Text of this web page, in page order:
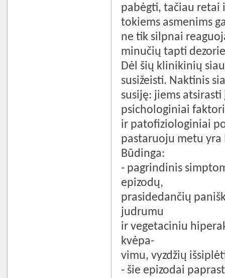
pabėgti, tačiau retai
tokiems asmenims
ne tik silpnai
minučių tapti
Dėl šių klinikinių
susižeisti. Naktinis
susiję: jiems
psichologiniai
ir patofiziologiniai
pastaruoju metu yra
Būdinga:
- pagrindinis
epizodų,
prasidedančių
judrumu
ir vegetaciniu
kvėpa­-
vimu, vyzdžių
- šie epizodai